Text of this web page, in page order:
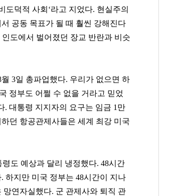
SPC그룹
한남더힐
팬클럽 참여
제너시스 BBQ
지엔에스주택전시관
팬클럽 참여
도덕적 사회‘라고 지었다. 현실주의
공동 목표가 될 때 훨씬 강해진다
도에서 벌어졌던 장교 반란과 비슷
3일 총파업했다. 우리가 없으면 하
정부도 어쩔 수 없을 거라고 믿었
. 대통령 지지자의 요구는 임금 1만
던 항공관제사들은 세계 최강 미국
도 예상과 달리 냉정했다. 48시간
하지만 미국 정부는 48시간이 지나
망연자실했다. 군 관제사와 퇴직 관